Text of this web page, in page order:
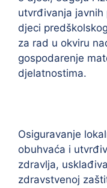
utvrđivanja
djeci
za rad u okviru
gospodarenje
djelatnostima.
Osiguravanje
obuhvaća i
zdravlja,
zdravstvenoj